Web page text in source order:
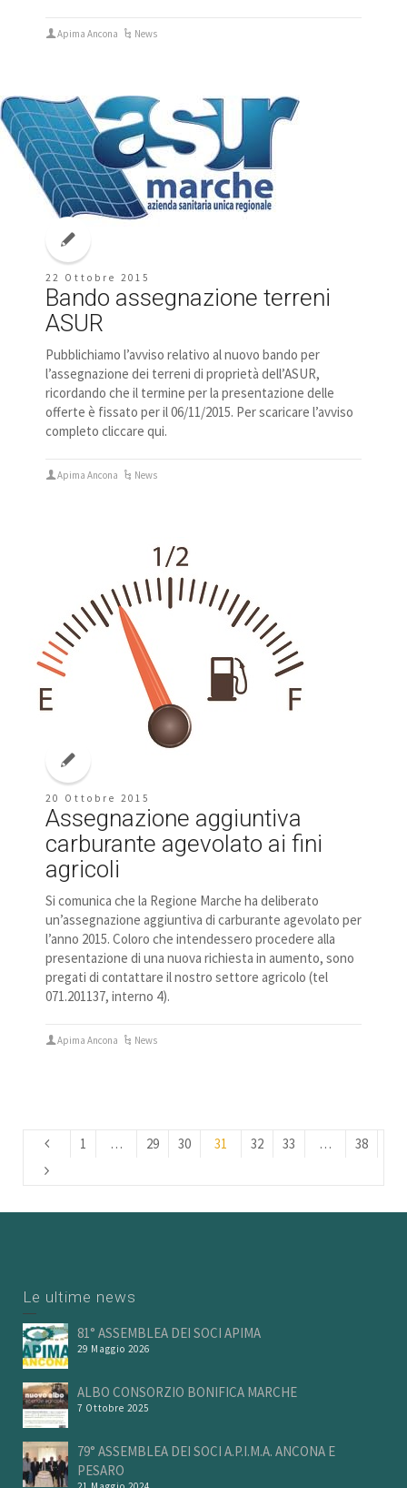
Apima Ancona News
22 Ottobre 2015
Bando assegnazione terreni
ASUR
Pubblichiamo l’avviso relativo al nuovo bando per
l’assegnazione dei terreni di proprietà dell’ASUR,
ricordando che il termine per la presentazione delle
offerte è fissato per il 06/11/2015. Per scaricare l’avviso
completo cliccare qui.
Apima Ancona News
20 Ottobre 2015
Assegnazione aggiuntiva
carburante agevolato ai fini
agricoli
Si comunica che la Regione Marche ha deliberato
un’assegnazione aggiuntiva di carburante agevolato per
l’anno 2015. Coloro che intendessero procedere alla
presentazione di una nuova richiesta in aumento, sono
pregati di contattare il nostro settore agricolo (tel
071.201137, interno 4).
Apima Ancona News
1 … 29 30 31 32 33 … 38
Le ultime news
81° ASSEMBLEA DEI SOCI APIMA
29 Maggio 2026
ALBO CONSORZIO BONIFICA MARCHE
7 Ottobre 2025
79° ASSEMBLEA DEI SOCI A.P.I.M.A. ANCONA E
PESARO